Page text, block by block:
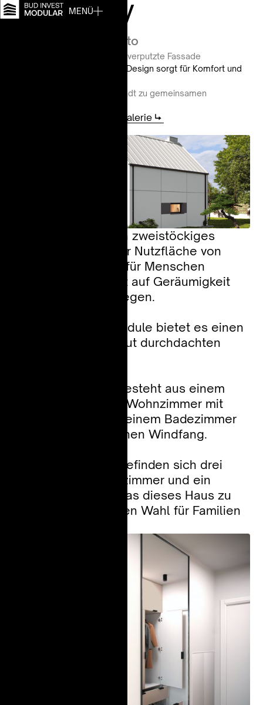
MENÜ
Modell V
netto
*Nettopreise, ohne Heizung, verputzte Fassade
Das moderne, zweistöckige Design sorgt für Komfort und
Die offene Raumaufteilung lädt zu gemeinsamen
AufstellungsplanFotogalerie
Fotogalerie
Technische Daten
Das Modell V ist ein zweistöckiges
Modulhaus mit einer Nutzfläche von
78,05 m². Es wurde für Menschen
entwickelt, die Wert auf Geräumigkeit
und Funktionalität legen.
Dank seiner vier Module bietet es einen
komfortablen und gut durchdachten
Das Erdgeschoss besteht aus einem
hellen und offenen Wohnzimmer mit
Küchenzeile sowie einem Badezimmer
und einem praktischen Windfang.
Im Obergeschoss befinden sich drei
komfortable Schlafzimmer und ein
zusätzliches WC, was dieses Haus zu
einer hervorragenden Wahl für Familien